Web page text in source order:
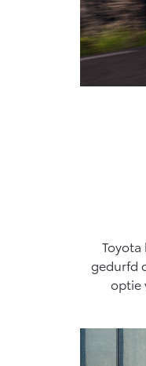
gedurfd
optie